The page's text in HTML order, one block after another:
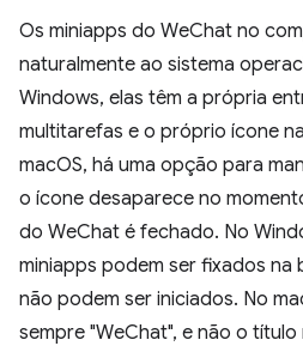
Os miniapps do WeChat no
naturalmente ao sistema
Windows, elas têm a própria
multitarefas e o próprio ícone
macOS, há uma opção para
o ícone desaparece no
do WeChat é fechado. No
miniapps podem ser fixados na
não podem ser iniciados. No
sempre "WeChat", e não o